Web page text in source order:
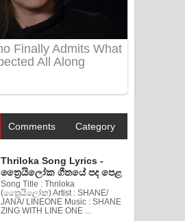
Comments Category
Thriloka Song Lyrics -
ත්‍රෛයිලෝක ගීතයේ පද පෙළ
Song Title : Thriloka
(ත්‍රෛයිලෝක) Artist : SHANE/
JANA/ LINEONE Music : SHANE
ZING WITH LINE ONE ...